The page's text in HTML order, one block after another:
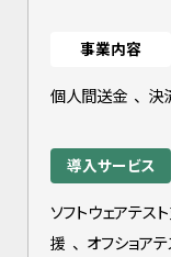
事業内容
個人間送金 、 決
導入サービス
ソフトウェアテス
援 、 オフショア